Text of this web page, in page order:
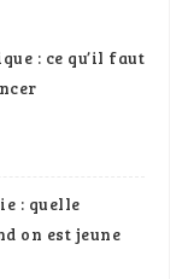
: ce qu’il faut
: quelle
on est jeune